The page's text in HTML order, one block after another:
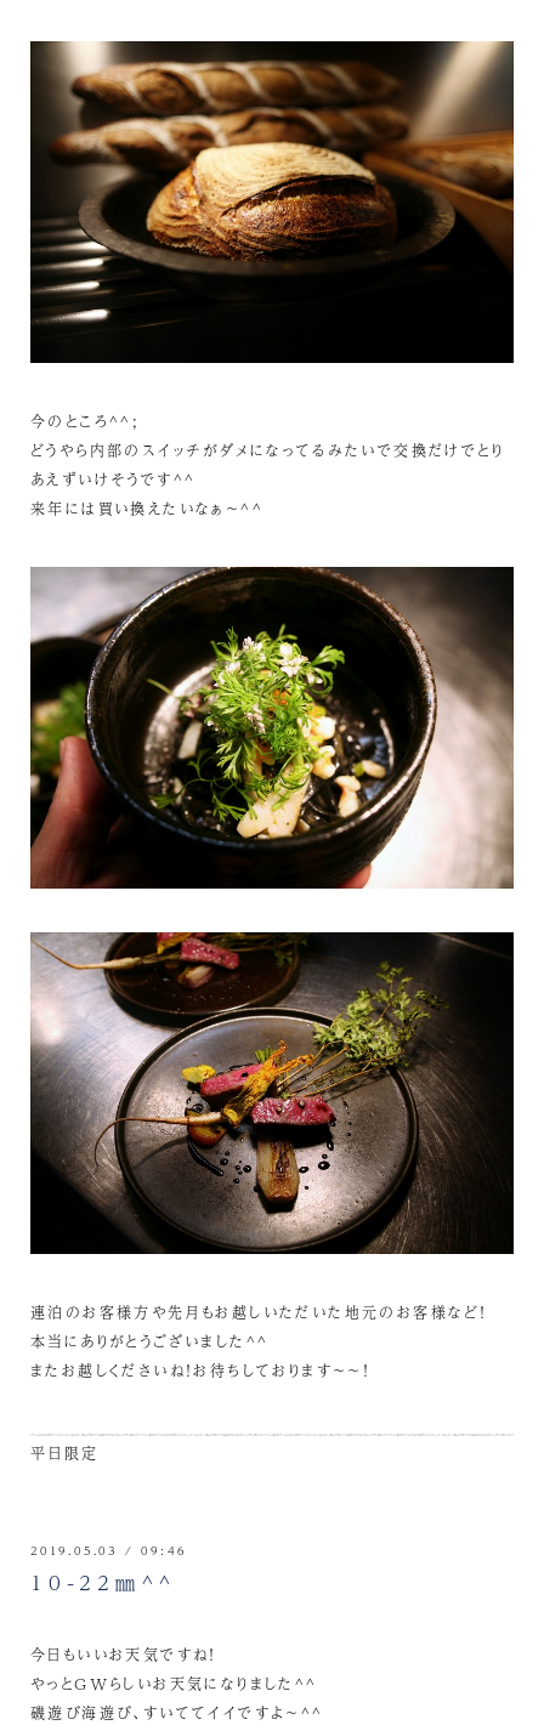
今のところ^^;
どうやら内部のスイッチがダメになってるみたいで交換だけでとり
あえずいけそうです^^
来年には買い換えたいなぁ～^^
連泊のお客様方や先月もお越しいただいた地元のお客様など！
本当にありがとうございました^^
またお越しくださいね！お待ちしております～～！
平日限定
2019.05.03 / 09:46
10-22㎜^^
今日もいいお天気ですね！
やっとGWらしいお天気になりました^^
磯遊び海遊び、すいててイイですよ～^^